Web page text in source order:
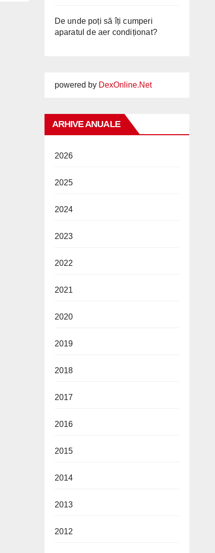
De unde poți să îți cumperi
aparatul de aer condiționat?
powered by DexOnline.Net
ARHIVE ANUALE
2026
2025
2024
2023
2022
2021
2020
2019
2018
2017
2016
2015
2014
2013
2012